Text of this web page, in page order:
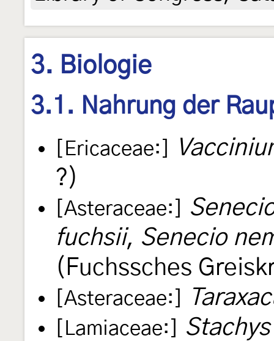
3. Biologie
3.1. Nahrung der
[Ericaceae:]
?)
[Asteraceae:]
fuchsii, Senecio
(Fuchssches
[Asteraceae:]
[Lamiaceae:]